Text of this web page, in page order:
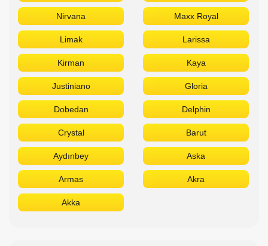
Nirvana Maxx Royal
Limak Larissa
Kirman Kaya
Justiniano Gloria
Dobedan Delphin
Crystal Barut
Aydınbey Aska
Armas Akra
Akka